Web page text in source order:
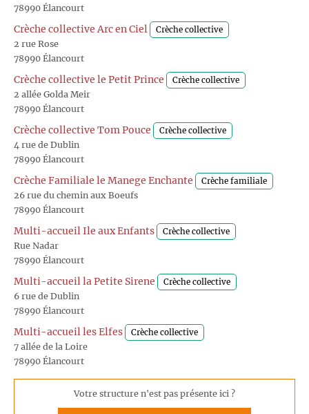
78990 Élancourt
Crèche collective Arc en Ciel Crèche collective
2 rue Rose
78990 Élancourt
Crèche collective le Petit Prince Crèche collective
2 allée Golda Meir
78990 Élancourt
Crèche collective Tom Pouce Crèche collective
4 rue de Dublin
78990 Élancourt
Crèche Familiale le Manege Enchante Crèche familiale
26 rue du chemin aux Boeufs
78990 Élancourt
Multi-accueil Ile aux Enfants Crèche collective
Rue Nadar
78990 Élancourt
Multi-accueil la Petite Sirene Crèche collective
6 rue de Dublin
78990 Élancourt
Multi-accueil les Elfes Crèche collective
7 allée de la Loire
78990 Élancourt
Votre structure n'est pas présente ici ?